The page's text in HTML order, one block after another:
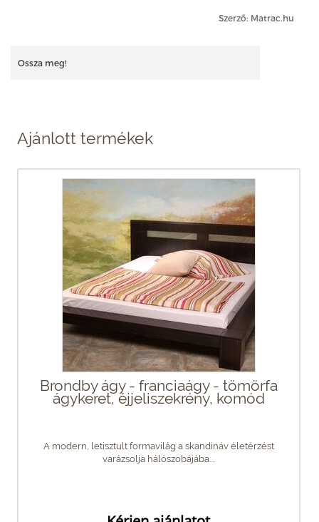
Szerző: Matrac.hu
Ossza meg!
Ajánlott termékek
Brondby ágy - franciaágy - tömörfa
ágykeret, éjjeliszekrény, komód
A modern, letisztult formavilág a skandináv életérzést
varázsolja hálószobájába....